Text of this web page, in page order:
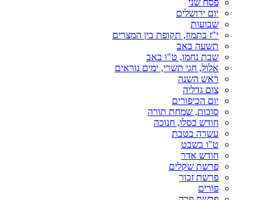
פסח שני
יום ירושלים
שבועות
י"ז בתמוז, תקופת בין המצרים
תשעה באב
שבת נחמו, ט"ו באב
אלול, חגי תשרי, ימים נוראים
ראש השנה
צום גדליה
יום הכיפורים
סוכות, שמחת תורה
חודש כסלו, חנוכה
עשרה בטבת
ט"ו בשבט
חודש אדר
פרשת שקלים
פרשת זכור
פורים